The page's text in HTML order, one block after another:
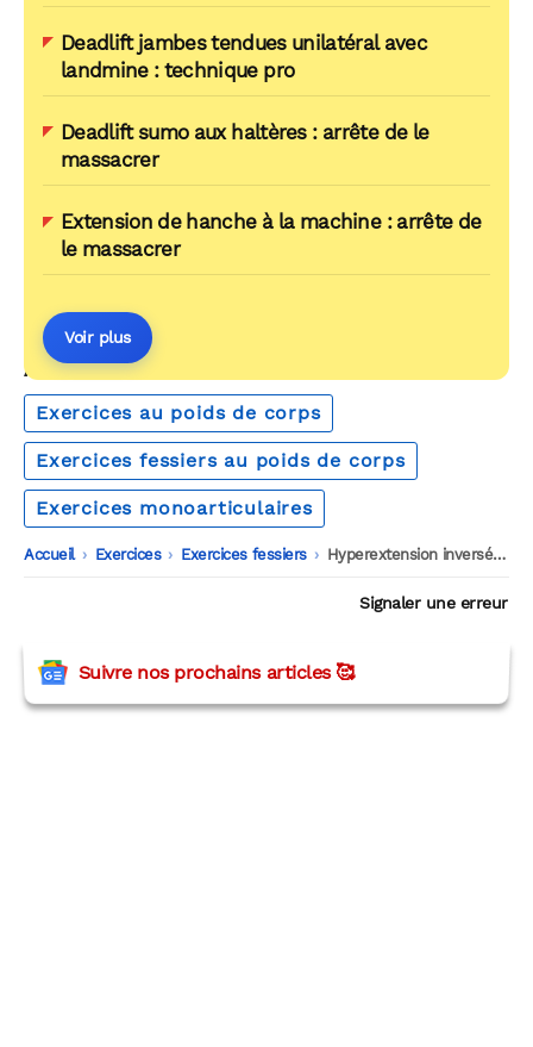
Deadlift jambes tendues unilatéral avec
landmine : technique pro
Deadlift sumo aux haltères : arrête de le
massacrer
Extension de hanche à la machine : arrête de
le massacrer
Voir plus
AUTOUR DU MÊME THÈME
Exercices au poids de corps
Exercices fessiers au poids de corps
Exercices monoarticulaires
Accueil -
Exercices -
Exercices fessiers -
Hyperextension inversée au Swiss ball
Signaler une erreur
Suivre nos prochains articles 🥰